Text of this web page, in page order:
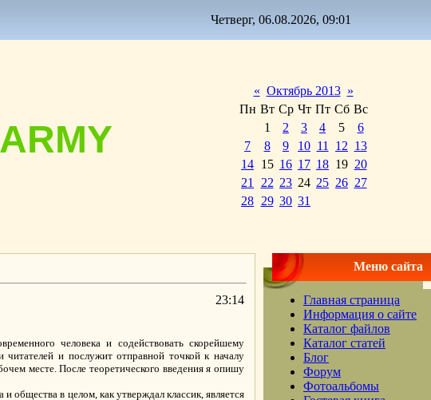
Четверг, 06.08.2026, 09:01
ARMY
« Октябрь 2013 »
Пн Вт Ср Чт Пт Сб Вс
1
2 3 4 5
6
7
8 9 10 11 12 13
14 15 16 17 18 19 20
21
22 23 24 25 26 27
28 29 30 31
23:14
человека и содействовать скорейшему
и послужит отправной точкой к началу
месте. После теоретического введения я опишу
в целом, как утверждал классик, является
Меню сайта
Главная страница
Информация о сайте
Каталог файлов
Каталог статей
Блог
Форум
Фотоальбомы